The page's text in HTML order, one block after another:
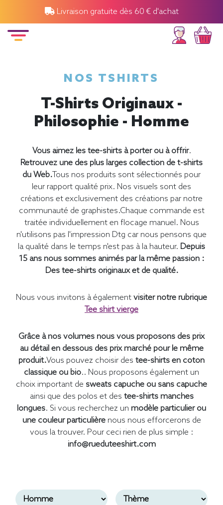
Livraison gratuite dès 60 € d'achat
NOS TSHIRTS
T-Shirts Originaux -
Philosophie - Homme
Vous aimez les tee-shirts à porter ou à offrir.
Retrouvez une des plus larges collection de t-shirts
du Web.Tous nos produits sont sélectionnés pour
leur rapport qualité prix. Nos visuels sont des
créations et exclusivement des créations par notre
communauté de graphistes.Chaque commande est
traitée individuellement en flocage manuel. Nous
n'utilisons pas l'impression Dtg car nous pensons que
la qualité dans le temps n'est pas à la hauteur. Depuis
15 ans nous sommes animés par la même passion :
Des tee-shirts originaux et de qualité.
Nous vous invitons à également visiter notre rubrique
Tee shirt vierge
Grâce à nos volumes nous vous proposons des prix
au détail en dessous des prix marché pour le même
produit.Vous pouvez choisir des tee-shirts en coton
classique ou bio.. Nous proposons également un
choix important de sweats capuche ou sans capuche
ainsi que des polos et des tee-shirts manches
longues. Si vous recherchez un modèle particulier ou
une couleur particulièrenous nous efforcerons de
vous la trouver. Pour ceci rien de plus simple :
info@rueduteeshirt.com